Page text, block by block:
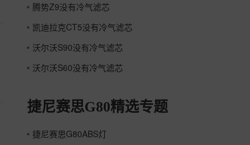
腾势Z9没有冷气滤芯
凯迪拉克CT5没有冷气滤芯
沃尔沃S90没有冷气滤芯
沃尔沃S60没有冷气滤芯
捷尼赛思G80精选专题
捷尼赛思G80ABS灯